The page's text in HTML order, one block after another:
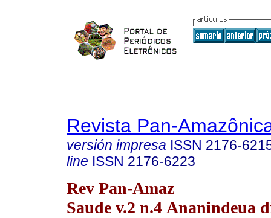
Revista Pan-
versión impresa ISSN 2176-
line ISSN 2176-6223
Rev Pan-Amaz
Saude v.2 n.4 Ananindeua